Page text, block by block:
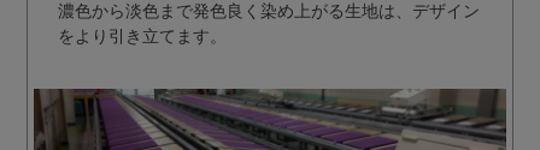
濃色から淡色まで発色良く染め上がる生地は、デザイン
をより引き立てます。